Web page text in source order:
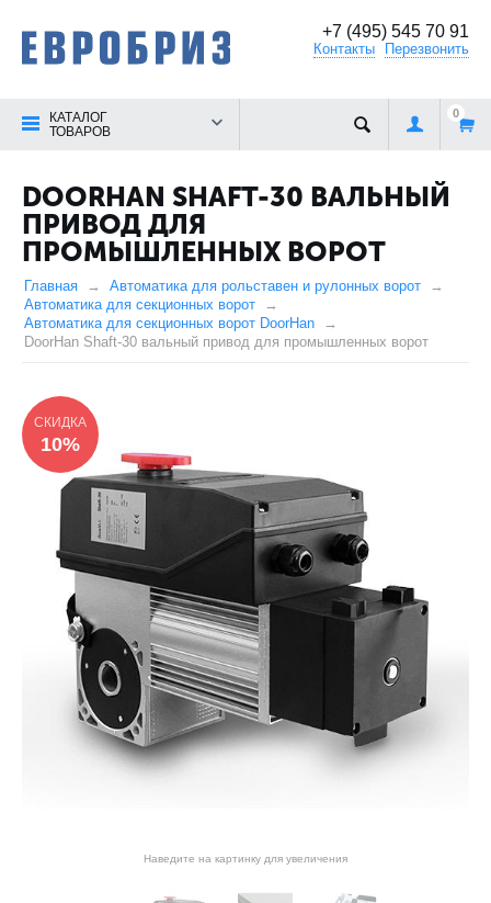
+7 (495) 545 70 91
Контакты Перезвонить
КАТАЛОГ
ТОВАРОВ
0
DOORHAN SHAFT-30 ВАЛЬНЫЙ
ПРИВОД ДЛЯ
ПРОМЫШЛЕННЫХ ВОРОТ
Главная
Автоматика для рольставен и рулонных ворот
Автоматика для секционных ворот
Автоматика для секционных ворот DoorHan
DoorHan Shaft-30 вальный привод для промышленных ворот
СКИДКА
10%
Наведите на картинку для увеличения